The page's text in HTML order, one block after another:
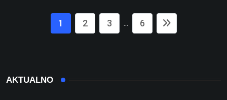
1 2 3 ... 6
AKTUALNO